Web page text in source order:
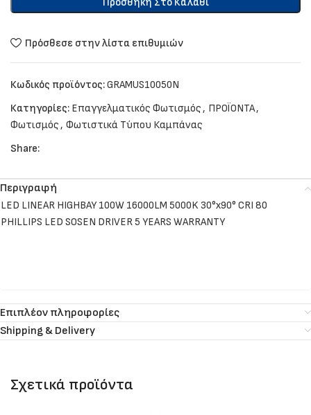
Πρόσθεσε στην λίστα επιθυμιών
Κωδικός προϊόντος:GRAMUS10050N
Κατηγορίες: Επαγγελματικός Φωτισμός, ΠΡΟΪΟΝΤΑ,
Φωτισμός, Φωτιστικά Τύπου Καμπάνας
Share:
Περιγραφή
LED LINEAR HIGHBAY 100W 16000LM 5000K 30°x90° CRI 80
PHILLIPS LED SOSEN DRIVER 5 YEARS WARRANTY
Επιπλέον πληροφορίες
Shipping & Delivery
Σχετικά προϊόντα